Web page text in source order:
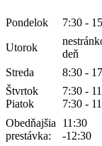
Pondelok 7:30 -
Utorok
deň
Streda
8:30 -
Štvrtok
7:30 -
Piatok
7:30 -
Obedňajšia
prestávka:
11:30
-12:30